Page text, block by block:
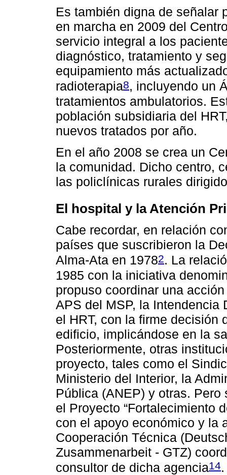
Es también digna de señalar
en marcha en 2009 del
servicio integral a los
diagnóstico, tratamiento y
equipamiento más
radioterapia8, incluyendo un
tratamientos ambulatorios.
población subsidiaria del
nuevos tratados por año.
En el año 2008 se crea un
la comunidad. Dicho centro,
las policlínicas rurales
El hospital y la Atención
Cabe recordar, en relación
países que suscribieron la
Alma-Ata en 19782. La
1985 con la iniciativa
propuso coordinar una
APS del MSP, la Intendencia
el HRT, con la firme decisión
edificio, implicándose en la
Posteriormente, otras
proyecto, tales como el
Ministerio del Interior, la
Pública (ANEP) y otras.
el Proyecto “Fortalecimiento
con el apoyo económico y la
Cooperación Técnica
Zusammenarbeit - GTZ)
consultor de dicha agencia14.